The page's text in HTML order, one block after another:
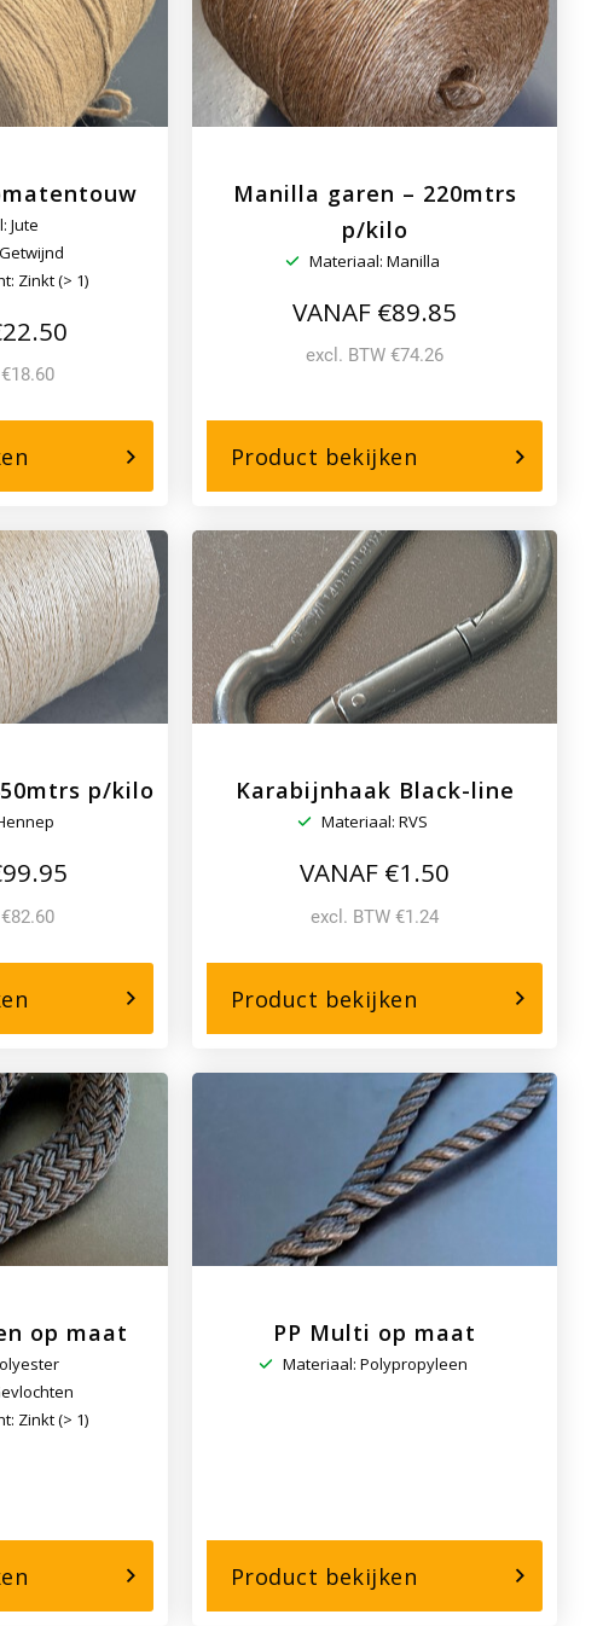
Jute
Zinkt (> 1)
Jute
inpak
/
tomatentouw
Manilla garen – 220mtrs
p/kilo
Materiaal: Manilla
VANAF €89.85
excl. BTW €74.26
Product bekijken
Manilla
garen
220mtrs
p/kilo
p/kilo
Sisal
garens
–
450mtrs
p/kilo
Karabijnhaak Black-line
Materiaal: RVS
VANAF €1.50
excl. BTW €1.24
Product bekijken
Karabijnhaak
Black-
line
op maat
Zinkt (> 1)
Beaufort
PP Multi op maat
Materiaal: Polypropyleen
Product bekijken
PP